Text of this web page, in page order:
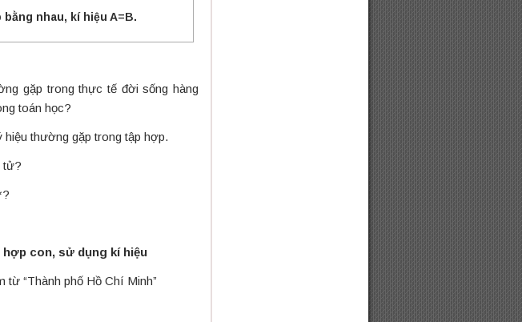
nhau, kí hiệu A=B.
gặp trong thực tế đời sống hàng
toán học?
thường gặp trong tập hợp.
tử?
con, sử dụng kí hiệu
“Thành phố Hồ Chí Minh”